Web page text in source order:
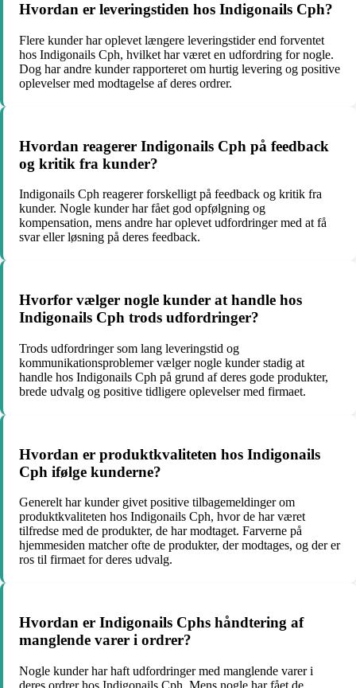
Hvordan er leveringstiden hos Indigonails Cph?
Flere kunder har oplevet længere leveringstider end forventet
hos Indigonails Cph, hvilket har været en udfordring for nogle.
Dog har andre kunder rapporteret om hurtig levering og positive
oplevelser med modtagelse af deres ordrer.
Hvordan reagerer Indigonails Cph på feedback
og kritik fra kunder?
Indigonails Cph reagerer forskelligt på feedback og kritik fra
kunder. Nogle kunder har fået god opfølgning og
kompensation, mens andre har oplevet udfordringer med at få
svar eller løsning på deres feedback.
Hvorfor vælger nogle kunder at handle hos
Indigonails Cph trods udfordringer?
Trods udfordringer som lang leveringstid og
kommunikationsproblemer vælger nogle kunder stadig at
handle hos Indigonails Cph på grund af deres gode produkter,
brede udvalg og positive tidligere oplevelser med firmaet.
Hvordan er produktkvaliteten hos Indigonails
Cph ifølge kunderne?
Generelt har kunder givet positive tilbagemeldinger om
produktkvaliteten hos Indigonails Cph, hvor de har været
tilfredse med de produkter, de har modtaget. Farverne på
hjemmesiden matcher ofte de produkter, der modtages, og der er
ros til firmaet for deres udvalg.
Hvordan er Indigonails Cphs håndtering af
manglende varer i ordrer?
Nogle kunder har haft udfordringer med manglende varer i
deres ordrer hos Indigonails Cph. Mens nogle har fået de